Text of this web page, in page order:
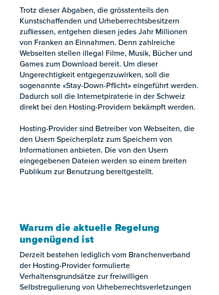
Trotz dieser Abgaben, die grösstenteils den
Kunstschaffenden und Urheberrechtsbesitzern
zufliessen, entgehen diesen jedes Jahr Millionen
von Franken an Einnahmen. Denn zahlreiche
Webseiten stellen illegal Filme, Musik, Bücher und
Games zum Download bereit. Um dieser
Ungerechtigkeit entgegenzuwirken, soll die
sogenannte «Stay-Down-Pflicht» eingeführt werden.
Dadurch soll die Internetpiraterie in der Schweiz
direkt bei den Hosting-Providern bekämpft werden.
Hosting-Provider sind Betreiber von Webseiten, die
den Usern Speicherplatz zum Speichern von
Informationen anbieten. Die von den Usern
eingegebenen Dateien werden so einem breiten
Publikum zur Benutzung bereitgestellt.
Warum die aktuelle Regelung
ungenügend ist
Derzeit bestehen lediglich vom Branchenverband
der Hosting-Provider formulierte
Verhaltensgrundsätze zur freiwilligen
Selbstregulierung von Urheberrechtsverletzungen